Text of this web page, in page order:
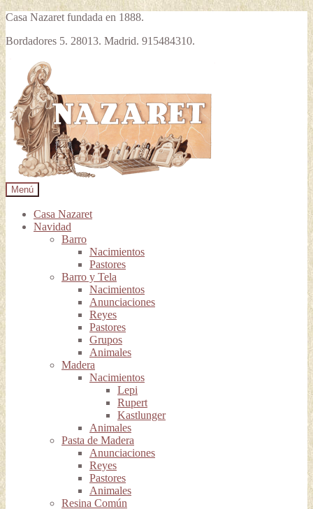
Casa Nazaret fundada en 1888.
Bordadores 5. 28013. Madrid. 915484310.
la
navegación
contenido
Menú
Casa Nazaret
Navidad
Barro
Nacimientos
Pastores
Barro y Tela
Nacimientos
Anunciaciones
Reyes
Pastores
Grupos
Animales
Madera
Nacimientos
Lepi
Rupert
Kastlunger
Animales
Pasta de Madera
Anunciaciones
Reyes
Pastores
Animales
Resina Común